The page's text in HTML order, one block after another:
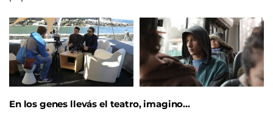
En los genes llevás el teatro, imagino…